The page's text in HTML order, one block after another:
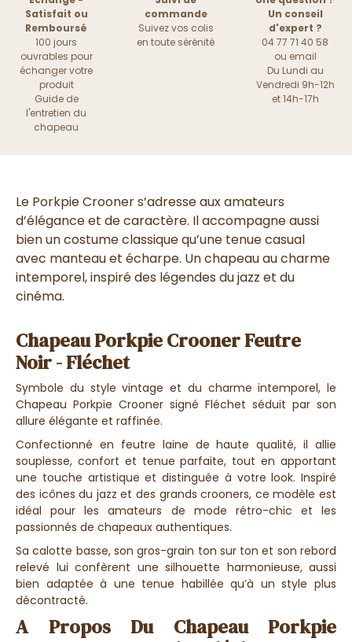
Satisfait ou
Remboursé
100 jours
ouvrables pour
échanger votre
produit
Guide de
l'entretien du
chapeau
commande
Suivez vos colis
en toute sérénité
Un conseil
d'expert ?
04 77 71 40 58
ou email
Du Lundi au
Vendredi 9h-12h
et 14h-17h
Le Porkpie Crooner s’adresse aux amateurs
d’élégance et de caractère. Il accompagne aussi
bien un costume classique qu’une tenue casual
avec manteau et écharpe. Un chapeau au charme
intemporel, inspiré des légendes du jazz et du
cinéma.
Chapeau Porkpie Crooner Feutre
Noir - Fléchet
Symbole du style vintage et du charme intemporel, le
Chapeau Porkpie Crooner signé Fléchet séduit par son
allure élégante et raffinée.
Confectionné en feutre laine de haute qualité, il allie
souplesse, confort et tenue parfaite, tout en apportant
une touche artistique et distinguée à votre look. Inspiré
des icônes du jazz et des grands crooners, ce modèle est
idéal pour les amateurs de mode rétro-chic et les
passionnés de chapeaux authentiques.
Sa calotte basse, son gros-grain ton sur ton et son rebord
relevé lui confèrent une silhouette harmonieuse, aussi
bien adaptée à une tenue habillée qu’à un style plus
décontracté.
A Propos Du Chapeau Porkpie